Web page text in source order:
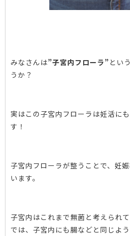
みなさんは”子宮内フローラ”とい
うか？
実はこの子宮内フローラは妊活に
す！
子宮内フローラが整うことで、妊
います。
子宮内はこれまで無菌と考えられ
では、子宮内にも腸などと同じよ